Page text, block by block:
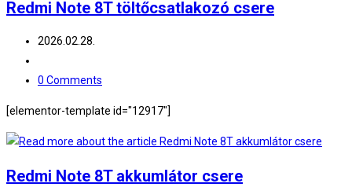
Redmi Note 8T töltőcsatlakozó csere
Post
2026.02.28.
category:
Post
0 Comments
[elementor-template id="12917"]
Redmi Note 8T akkumlátor csere